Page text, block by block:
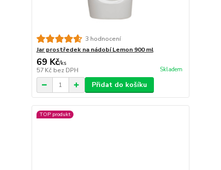
3 hodnocení
Jar prostředek na nádobí Lemon 900 ml
69 Kč/ks
57 Kč bez DPH Skladem
Přidat do košíku
TOP produkt